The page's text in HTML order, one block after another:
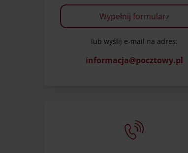
Wypełnij formularz
lub wyślij e-mail na adres:
informacja@pocztowy.pl